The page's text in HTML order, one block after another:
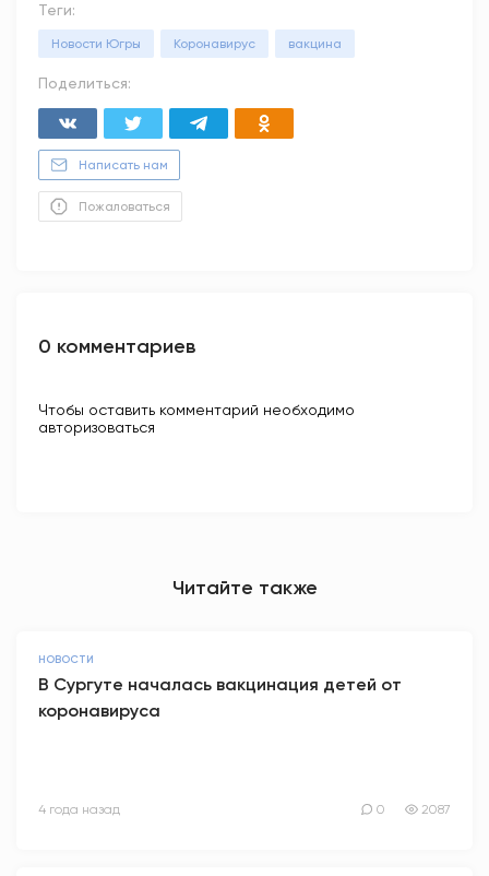
Теги:
Новости Югры Коронавирус вакцина
Поделиться:
Написать нам
Пожаловаться
0 комментариев
Чтобы оставить комментарий необходимо
авторизоваться
Читайте также
НОВОСТИ
В Сургуте началась вакцинация детей от
коронавируса
4 года назад 0 2087